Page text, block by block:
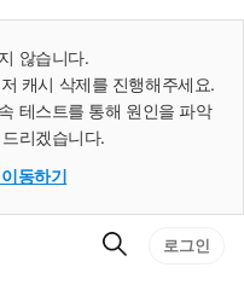
않습니다.
캐시 삭제를 진행해주세요.
테스트를 통해 원인을 파악
리겠습니다.
동하기
검
로그인